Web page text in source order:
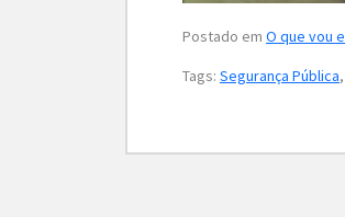
Postado em O que vou
Tags: Segurança Pública,